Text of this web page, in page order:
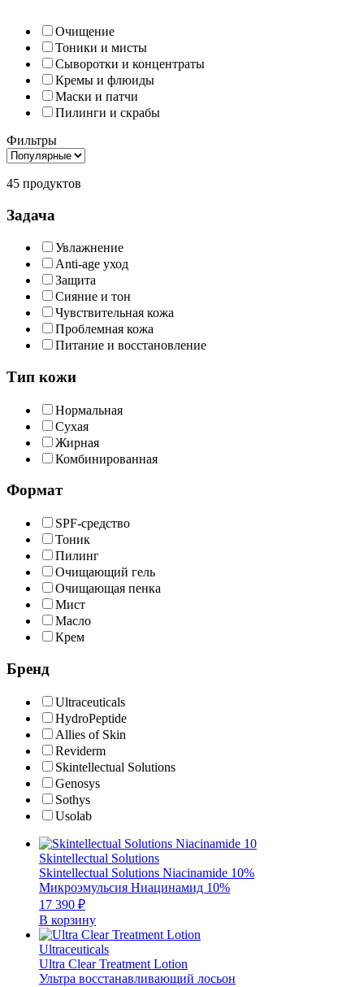
Очищение
Тоники и мисты
Сыворотки и концентраты
Кремы и флюиды
Маски и патчи
Пилинги и скрабы
Фильтры
45 продуктов
Задача
Увлажнение
Anti-age уход
Защита
Сияние и тон
Чувствительная кожа
Проблемная кожа
Питание и восстановление
Тип кожи
Нормальная
Сухая
Жирная
Комбинированная
Формат
SPF-средство
Тоник
Пилинг
Очищающий гель
Очищающая пенка
Мист
Масло
Крем
Бренд
Ultraceuticals
HydroPeptide
Allies of Skin
Reviderm
Skintellectual Solutions
Genosys
Sothys
Usolab
Skintellectual Solutions
Skintellectual Solutions Niacinamide 10%
Микроэмульсия Ниацинамид 10%
17 390 ₽
В корзину
Ultraceuticals
Ultra Clear Treatment Lotion
Ультра восстанавливающий лосьон